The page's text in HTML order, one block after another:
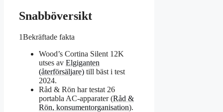
Snabböversikt
1Bekräftade fakta
Wood’s Cortina Silent 12K
utses av Elgiganten
(återförsäljare) till bäst i test
2024.
Råd & Rön har testat 26
portabla AC-apparater (Råd &
Rön, konsumentorganisation).